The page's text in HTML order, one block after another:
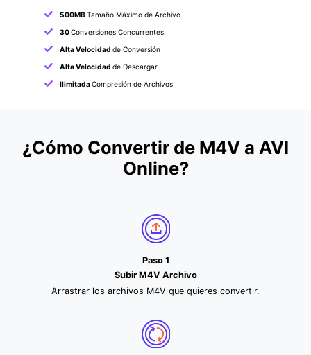
500MBTamaño Máximo de Archivo
30Conversiones Concurrentes
Alta Velocidad de Conversión
Alta Velocidad de Descargar
IlimitadaCompresión de Archivos
¿Cómo Convertir de M4V a AVI
Online?
Paso 1
Subir M4V Archivo
Arrastrar los archivos M4V que quieres convertir.